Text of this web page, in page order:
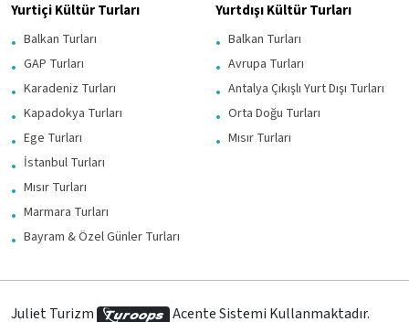
Yurtiçi Kültür Turları
Balkan Turları
GAP Turları
Karadeniz Turları
Kapadokya Turları
Ege Turları
İstanbul Turları
Mısır Turları
Marmara Turları
Bayram & Özel Günler Turları
Yurtdışı Kültür Turları
Balkan Turları
Avrupa Turları
Antalya Çıkışlı Yurt Dışı Turları
Orta Doğu Turları
Mısır Turları
Juliet Turizm Acente Sistemi Kullanmaktadır.